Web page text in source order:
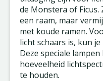
de Monstera of
een raam, maar
met koude ramen.
licht schaars is, kun
Deze speciale
hoeveelheid
te houden.